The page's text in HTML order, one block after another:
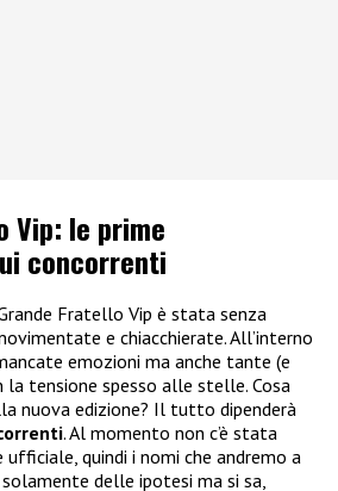
Vip: le prime
concorrenti
Fratello Vip è stata senza
e chiacchierate. All’interno
emozioni ma anche tante (e
la tensione spesso alle stelle. Cosa
nuova edizione? Il tutto dipenderà
. Al momento non c’è stata
ufficiale, quindi i nomi che andremo a
delle ipotesi ma si sa,